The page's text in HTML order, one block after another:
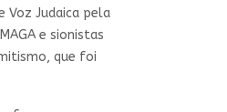
Voz Judaica pela
e sionistas
que foi